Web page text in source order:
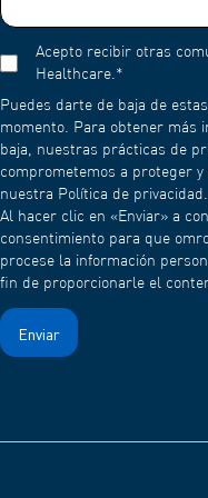
agua. Para evitar que la
la malla después del
minutos.
A continuación, lave la
(neutro) y aclárela con
lugar limpio.
Acepto recibir otras
Healthcare.*
Puedes darte de baja de
momento. Para obtener más
baja, nuestras prácticas de
comprometemos a proteger
nuestra Política de privacidad.
Al hacer clic en «Enviar» a
consentimiento para que
procese la información
fin de proporcionarle el